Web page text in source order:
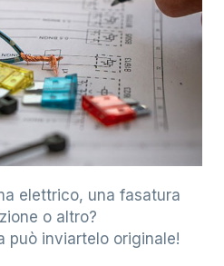
elettrico, una fasatura
o altro?
può inviartelo originale!